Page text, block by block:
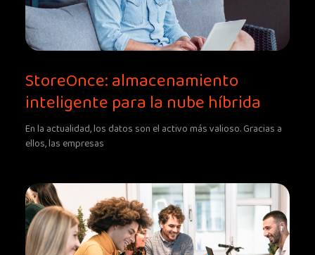
StoreOnce: almacenamiento
inteligente para la nube híbrida
En la actualidad, los datos son el activo más valioso. Gracias a
ellos, las empresas